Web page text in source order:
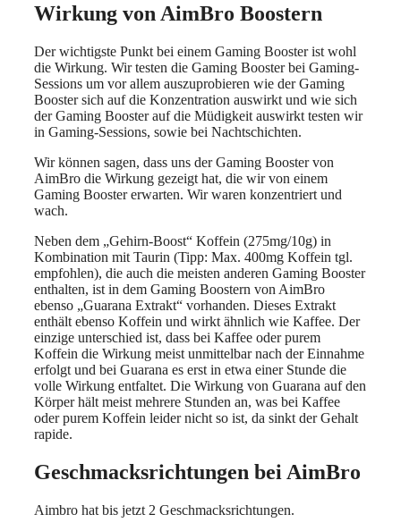
Wirkung von AimBro Boostern
Der wichtigste Punkt bei einem Gaming Booster ist wohl
die Wirkung. Wir testen die Gaming Booster bei Gaming-
Sessions um vor allem auszuprobieren wie der Gaming
Booster sich auf die Konzentration auswirkt und wie sich
der Gaming Booster auf die Müdigkeit auswirkt testen wir
in Gaming-Sessions, sowie bei Nachtschichten.
Wir können sagen, dass uns der Gaming Booster von
AimBro die Wirkung gezeigt hat, die wir von einem
Gaming Booster erwarten. Wir waren konzentriert und
wach.
Neben dem „Gehirn-Boost“ Koffein (275mg/10g) in
Kombination mit Taurin (Tipp: Max. 400mg Koffein tgl.
empfohlen), die auch die meisten anderen Gaming Booster
enthalten, ist in dem Gaming Boostern von AimBro
ebenso „Guarana Extrakt“ vorhanden. Dieses Extrakt
enthält ebenso Koffein und wirkt ähnlich wie Kaffee. Der
einzige unterschied ist, dass bei Kaffee oder purem
Koffein die Wirkung meist unmittelbar nach der Einnahme
erfolgt und bei Guarana es erst in etwa einer Stunde die
volle Wirkung entfaltet. Die Wirkung von Guarana auf den
Körper hält meist mehrere Stunden an, was bei Kaffee
oder purem Koffein leider nicht so ist, da sinkt der Gehalt
rapide.
Geschmacksrichtungen bei AimBro
Aimbro hat bis jetzt 2 Geschmacksrichtungen.